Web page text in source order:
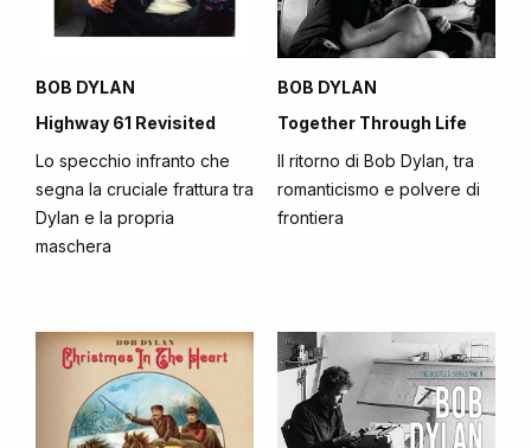
BOB DYLAN
Highway 61 Revisited
Lo specchio infranto che
segna la cruciale frattura tra
Dylan e la propria
maschera
BOB DYLAN
Together Through Life
Il ritorno di Bob Dylan, tra
romanticismo e polvere di
frontiera